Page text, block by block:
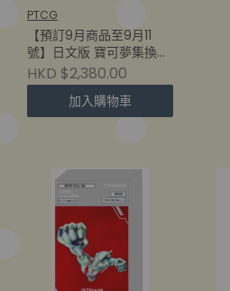
PTCG
【預訂9月商品至9月11
號】日文版 寶可夢集換式
卡牌遊戲 MEGA
M6a「30th
CELEBRATION」補充包 -
M6a (原盒20包) - Week
HKD $2,380.00
加入購物車